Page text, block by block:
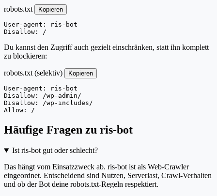
robots.txt Kopieren
User-agent: ris-bot
Disallow: /
Du kannst den Zugriff auch gezielt einschränken, statt ihn komplett
zu blockieren:
robots.txt (selektiv) Kopieren
User-agent: ris-bot
Disallow: /wp-admin/
Disallow: /wp-includes/
Allow: /
Häufige Fragen zu ris-bot
Ist ris-bot gut oder schlecht?
Das hängt vom Einsatzzweck ab. ris-bot ist als Web-Crawler
eingeordnet. Entscheidend sind Nutzen, Serverlast, Crawl-Verhalten
und ob der Bot deine robots.txt-Regeln respektiert.